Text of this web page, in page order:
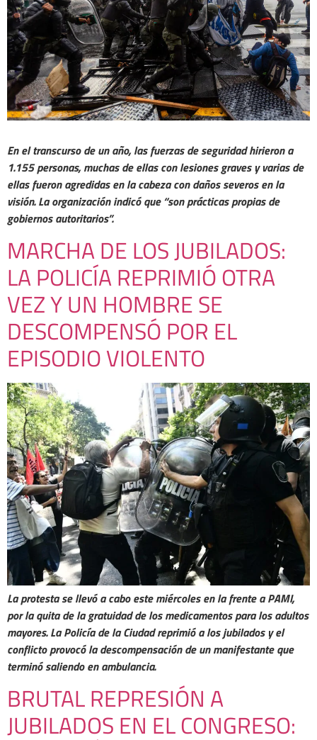
En el transcurso de un año, las fuerzas de seguridad hirieron a
1.155 personas, muchas de ellas con lesiones graves y varias de
ellas fueron agredidas en la cabeza con daños severos en la
visión. La organización indicó que “son prácticas propias de
gobiernos autoritarios”.
MARCHA DE LOS JUBILADOS:
LA POLICÍA REPRIMIÓ OTRA
VEZ Y UN HOMBRE SE
DESCOMPENSÓ POR EL
EPISODIO VIOLENTO
La protesta se llevó a cabo este miércoles en la frente a PAMI,
por la quita de la gratuidad de los medicamentos para los adultos
mayores. La Policía de la Ciudad reprimió a los jubilados y el
conflicto provocó la descompensación de un manifestante que
terminó saliendo en ambulancia.
BRUTAL REPRESIÓN A
JUBILADOS EN EL CONGRESO: